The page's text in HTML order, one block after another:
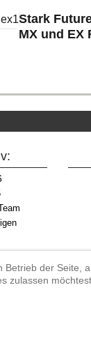
Stark
MX und EX
"Enduro" auf
Endurotraining,
der Seite,
zulassen